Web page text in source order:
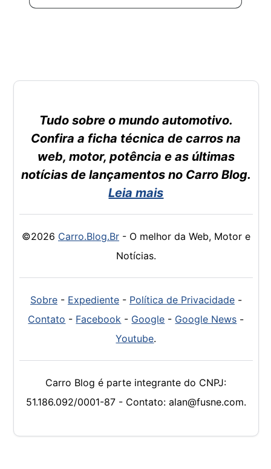
Tudo sobre o mundo automotivo.
Confira a ficha técnica de carros na
web, motor, potência e as últimas
notícias de lançamentos no Carro Blog.
Leia mais
©2026 Carro.Blog.Br- O melhor da Web, Motor e
Notícias.
Sobre- Expediente- Política de Privacidade-
Contato - Facebook - Google - Google News -
Youtube.
Carro Blog é parte integrante do CNPJ:
51.186.092/0001-87 - Contato: alan@fusne.com.